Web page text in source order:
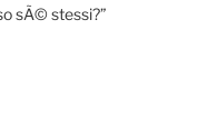
sÃ© stessi?”